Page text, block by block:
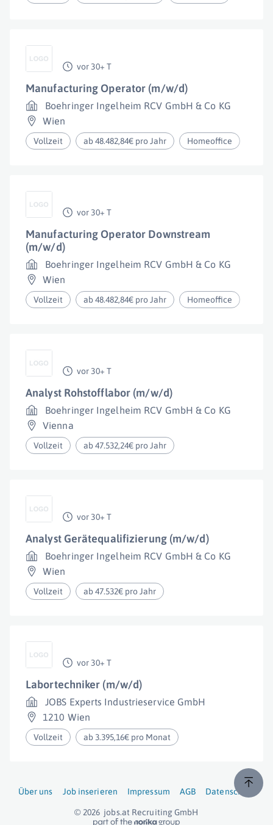
vor 30+ T
Manufacturing Operator (m/w/d)
Boehringer Ingelheim RCV GmbH & Co KG
Wien
Vollzeit ab 48.482,84€ pro Jahr Homeoffice
vor 30+ T
Manufacturing Operator Downstream
(m/w/d)
Boehringer Ingelheim RCV GmbH & Co KG
Wien
Vollzeit ab 48.482,84€ pro Jahr Homeoffice
vor 30+ T
Analyst Rohstofflabor (m/w/d)
Boehringer Ingelheim RCV GmbH & Co KG
Vienna
Vollzeit ab 47.532,24€ pro Jahr
vor 30+ T
Analyst Gerätequalifizierung (m/w/d)
Boehringer Ingelheim RCV GmbH & Co KG
Wien
Vollzeit ab 47.532€ pro Jahr
vor 30+ T
Labortechniker (m/w/d)
JOBS Experts Industrieservice GmbH
1210 Wien
Vollzeit ab 3.395,16€ pro Monat
Über uns Job inserieren Impressum AGB Datenschutz
© 2026 jobs.at Recruiting GmbH